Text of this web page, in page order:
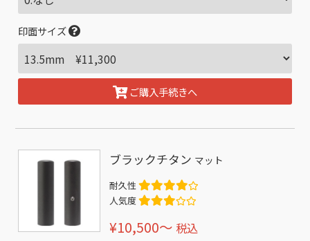
印面サイズ
ご購入手続きへ
ブラックチタン マット
耐久性
人気度
¥10,500〜 税込